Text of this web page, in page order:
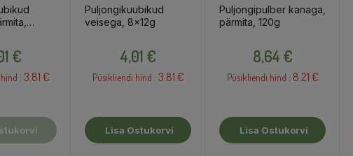
€
: 3.81 €
Puljongikuubikud
veisega, 8x12g
4,01 €
Püsikliendi hind : 3.81 €
Lisa Ostukorvi
Puljongipulber kanaga,
pärmita, 120g
8,64 €
Püsikliendi hind : 8.21 €
Lisa Ostukorvi